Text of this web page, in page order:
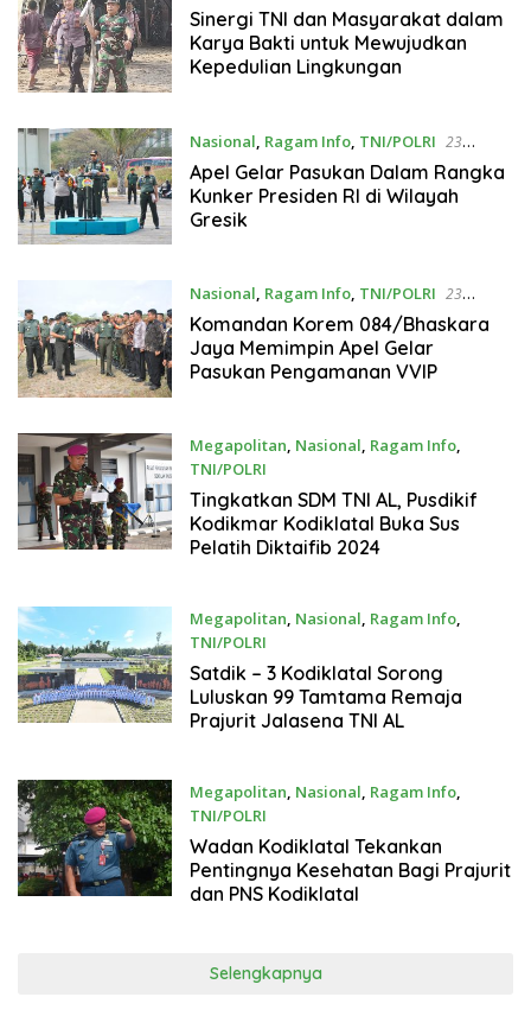
September 2024
Sinergi TNI dan Masyarakat dalam
Karya Bakti untuk Mewujudkan
Kepedulian Lingkungan
Nasional, Ragam Info, TNI/POLRI 23
September 2024
Apel Gelar Pasukan Dalam Rangka
Kunker Presiden RI di Wilayah
Gresik
Nasional, Ragam Info, TNI/POLRI 23
September 2024
Komandan Korem 084/Bhaskara
Jaya Memimpin Apel Gelar
Pasukan Pengamanan VVIP
Megapolitan Nasional Ragam Info,
TNI/POLRI
23 September 2024
Tingkatkan SDM TNI AL, Pusdikif
Kodikmar Kodiklatal Buka Sus
Pelatih Diktaifib 2024
Megapolitan Nasional Ragam Info,
TNI/POLRI
23 September 2024
Satdik – 3 Kodiklatal Sorong
Luluskan 99 Tamtama Remaja
Prajurit Jalasena TNI AL
Megapolitan Nasional Ragam Info,
TNI/POLRI
23 September 2024
Wadan Kodiklatal Tekankan
Pentingnya Kesehatan Bagi Prajurit
dan PNS Kodiklatal
Selengkapnya